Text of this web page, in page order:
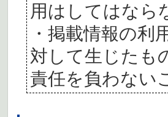
用はしてはなら
・掲載情報の
対して生じたも
責任を負わない